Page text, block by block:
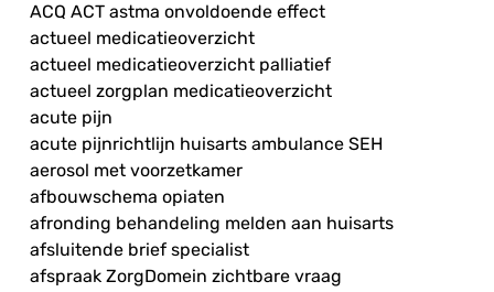
ACQ ACT astma onvoldoende effect
actueel medicatieoverzicht
actueel medicatieoverzicht palliatief
actueel zorgplan medicatieoverzicht
acute pijn
acute pijnrichtlijn huisarts ambulance SEH
aerosol met voorzetkamer
afbouwschema opiaten
afronding behandeling melden aan huisarts
afsluitende brief specialist
afspraak ZorgDomein zichtbare vraag